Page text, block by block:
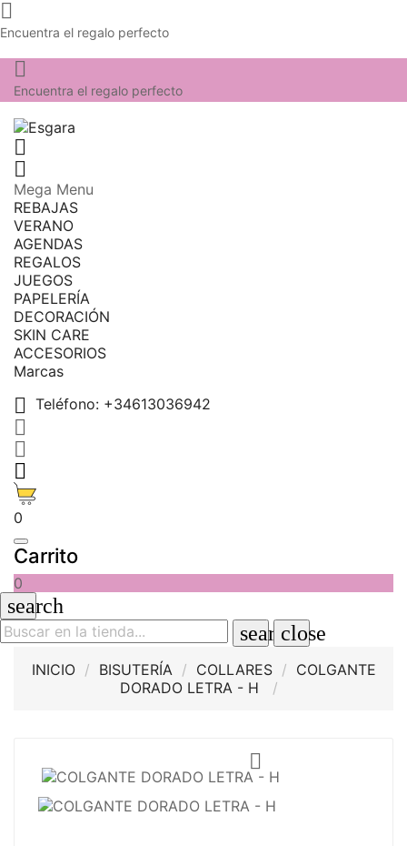

Encuentra el regalo perfecto

Encuentra el regalo perfecto


Mega Menu
REBAJAS
VERANO
AGENDAS
REGALOS
JUEGOS
PAPELERÍA
DECORACIÓN
SKIN CARE
ACCESORIOS
Marcas
 Teléfono: +34613036942



0
Carrito
0
search
searchclose
INICIO BISUTERÍA COLLARES
COLGANTE
DORADO LETRA - H
